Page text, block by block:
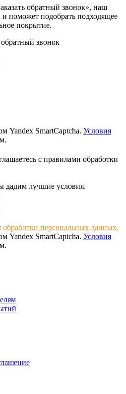
обратный звонок», наш
поможет подобрать подходящее
покрытие.
обратный звонок
Yandex SmartCaptcha. Условия
с правилами обработки
дадим лучшие условия.
обработки персональных данных.
Yandex SmartCaptcha. Условия